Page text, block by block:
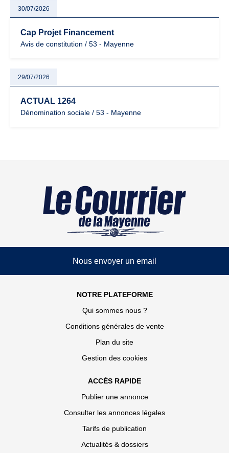
30/07/2026
Cap Projet Financement
Avis de constitution / 53 - Mayenne
29/07/2026
ACTUAL 1264
Dénomination sociale / 53 - Mayenne
Nous envoyer un email
NOTRE PLATEFORME
Qui sommes nous ?
Conditions générales de vente
Plan du site
Gestion des cookies
ACCÈS RAPIDE
Publier une annonce
Consulter les annonces légales
Tarifs de publication
Actualités & dossiers